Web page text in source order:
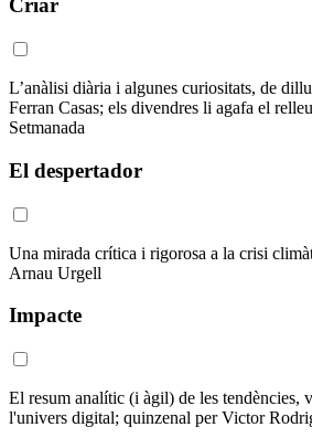
Criar
L’anàlisi diària i algunes curiositats, de
Ferran Casas; els divendres li agafa el
Setmanada
El despertador
Una mirada crítica i rigorosa a la crisi
Arnau Urgell
Impacte
El resum analític (i àgil) de les tendències,
l'univers digital; quinzenal per Victor